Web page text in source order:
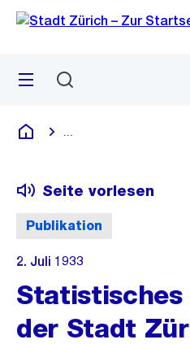
Navigation
Sprunglink
Menü
Deutsch
Publikation
Seite vorlesen
2. Juli 1933
der Stadt